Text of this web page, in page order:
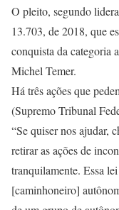
O pleito, segundo
13.703, de 2018, que
conquista da categoria
Michel Temer.
Há três ações que
(Supremo Tribunal
“Se quiser nos ajudar,
retirar as ações de
tranquilamente. Essa
[caminhoneiro]